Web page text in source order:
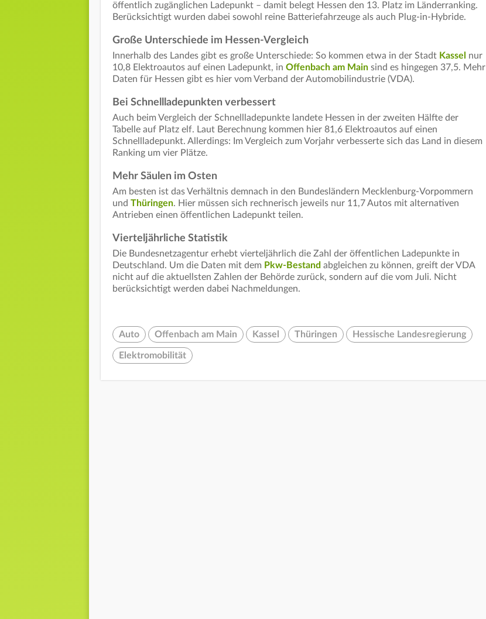
öffentlich zugänglichen Ladepunkt – damit belegt Hessen den 13. Platz im Länderranking.
Berücksichtigt wurden dabei sowohl reine Batteriefahrzeuge als auch Plug-in-Hybride.
Große Unterschiede im Hessen-Vergleich
Innerhalb des Landes gibt es große Unterschiede: So kommen etwa in der Stadt Kassel
nur
10,8 Elektroautos auf einen Ladepunkt, in Offenbach am Main sind es hingegen 37,5. Mehr
Daten für Hessen gibt es hier vom Verband der Automobilindustrie (VDA).
Bei Schnellladepunkten verbessert
Auch beim Vergleich der Schnellladepunkte landete Hessen in der zweiten Hälfte der
Tabelle auf Platz elf. Laut Berechnung kommen hier 81,6 Elektroautos auf einen
Schnellladepunkt. Allerdings: Im Vergleich zum Vorjahr verbesserte sich das Land in diesem
Ranking um vier Plätze.
Mehr Säulen im Osten
Am besten ist das Verhältnis demnach in den Bundesländern Mecklenburg-Vorpommern
und Thüringen. Hier müssen sich rechnerisch jeweils nur 11,7 Autos mit alternativen
Antrieben einen öffentlichen Ladepunkt teilen.
Vierteljährliche Statistik
Die Bundesnetzagentur erhebt vierteljährlich die Zahl der öffentlichen Ladepunkte in
Deutschland. Um die Daten mit dem Pkw-Bestand abgleichen zu können, greift der VDA
nicht auf die aktuellsten Zahlen der Behörde zurück, sondern auf die vom Juli. Nicht
berücksichtigt werden dabei Nachmeldungen.
Auto Offenbach am Main Kassel Thüringen Hessische Landesregierung
Elektromobilität